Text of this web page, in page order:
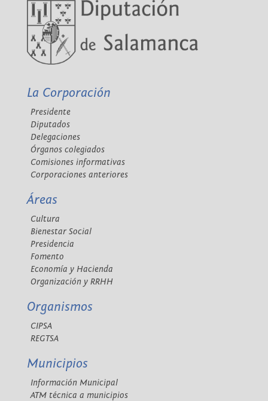
La Corporación
Presidente
Diputados
Delegaciones
Órganos colegiados
Comisiones informativas
Corporaciones anteriores
Áreas
Cultura
Bienestar Social
Presidencia
Fomento
Economía y Hacienda
Organización y RRHH
Organismos
CIPSA
REGTSA
Municipios
Información Municipal
ATM técnica a municipios